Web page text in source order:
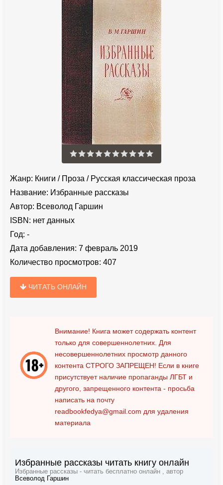
Жанр: Книги / Проза / Русская классическая проза
Название: Избранные рассказы
Автор: Всеволод Гаршин
ISBN: нет данных
Год: -
Дата добавления: 7 февраль 2019
Количество просмотров: 407
ЧИТАТЬ ОНЛАЙН
Внимание! Книга может содержать контент
только для совершеннолетних. Для
несовершеннолетних просмотр данного
контента СТРОГО ЗАПРЕЩЕН! Если в книге
присутствует наличие пропаганды ЛГБТ и
другого, запрещенного контента - просьба
написать на почту
readbookfedya@gmail.com для удаления
материала
Избранные рассказы читать книгу онлайн
Избранные рассказы - читать бесплатно онлайн , автор
Всеволод Гаршин